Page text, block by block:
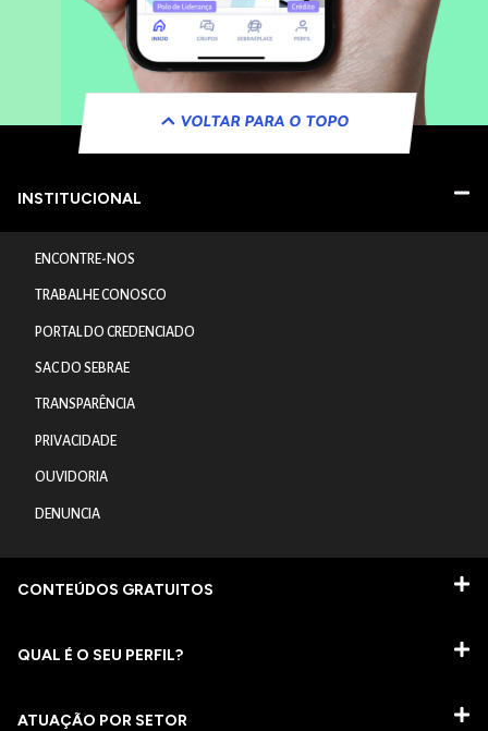
VOLTAR PARA O TOPO
INSTITUCIONAL
ENCONTRE-NOS
TRABALHE CONOSCO
PORTAL DO CREDENCIADO
SAC DO SEBRAE
TRANSPARÊNCIA
PRIVACIDADE
OUVIDORIA
DENUNCIA
CONTEÚDOS GRATUITOS
QUAL É O SEU PERFIL?
ATUAÇÃO POR SETOR